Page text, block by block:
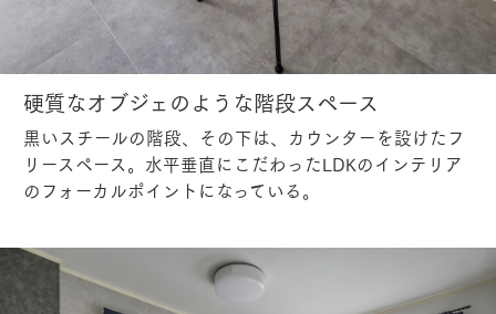
硬質なオブジェのような階段スペース
黒いスチールの階段、その下は、カウンターを設けたフ
リースペース。水平垂直にこだわったLDKのインテリア
のフォーカルポイントになっている。